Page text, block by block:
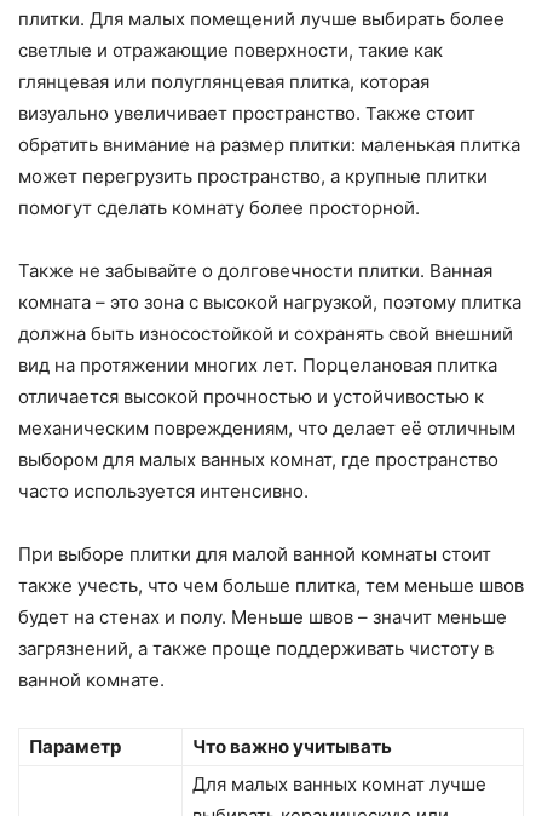
плитки. Для малых помещений лучше выбирать более
светлые и отражающие поверхности, такие как
глянцевая или полуглянцевая плитка, которая
визуально увеличивает пространство. Также стоит
обратить внимание на размер плитки: маленькая плитка
может перегрузить пространство, а крупные плитки
помогут сделать комнату более просторной.
Также не забывайте о долговечности плитки. Ванная
комната – это зона с высокой нагрузкой, поэтому плитка
должна быть износостойкой и сохранять свой внешний
вид на протяжении многих лет. Порцелановая плитка
отличается высокой прочностью и устойчивостью к
механическим повреждениям, что делает её отличным
выбором для малых ванных комнат, где пространство
часто используется интенсивно.
При выборе плитки для малой ванной комнаты стоит
также учесть, что чем больше плитка, тем меньше швов
будет на стенах и полу. Меньше швов – значит меньше
загрязнений, а также проще поддерживать чистоту в
ванной комнате.
Параметр Что важно учитывать
Для малых ванных комнат лучше